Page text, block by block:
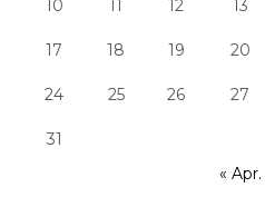
10 11 12 13
17 18 19 20
24 25 26 27
31
« Apr.